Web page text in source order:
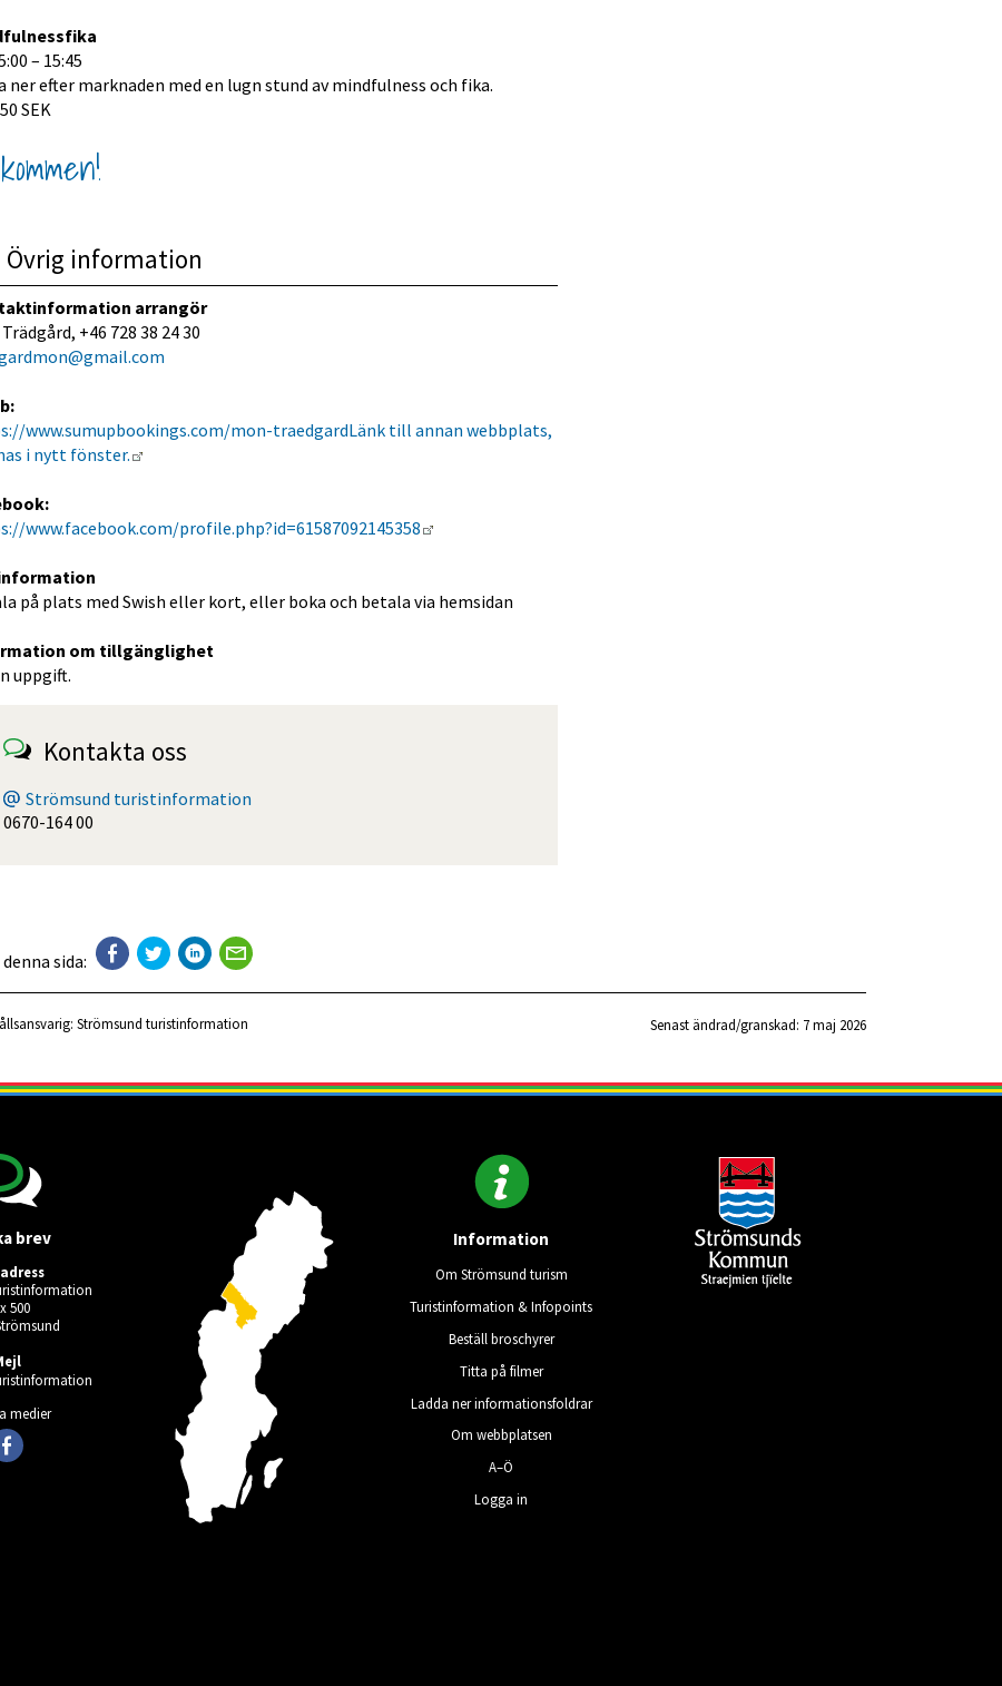
– 15:45
ner efter marknaden med en lugn stund av mindfulness och fika.
SEK
Övrig information
arrangör
+46 728 38 24 30
www.sumupbookings.com/mon-traedgardLänk till annan webbplats,
i nytt fönster.
www.facebook.com/profile.php?id=61587092145358
på plats med Swish eller kort, eller boka och betala via hemsidan
om tillgänglighet
uppgift.
Kontakta oss
Strömsund turistinformation
0670-164 00
sida:
Strömsund turistinformation Senast ändrad/granskad: 7 maj 2026
brev
500
medier
Information
Om Strömsund turism
Turistinformation & Infopoints
Beställ broschyrer
Titta på filmer
Ladda ner informationsfoldrar
Om webbplatsen
A–Ö
Logga in